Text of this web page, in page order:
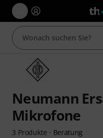
Neumann
Mikrofone
3 Produkte · Beratung